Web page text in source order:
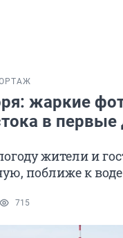
жаркие
в первые
жители и
поближе к воде
715